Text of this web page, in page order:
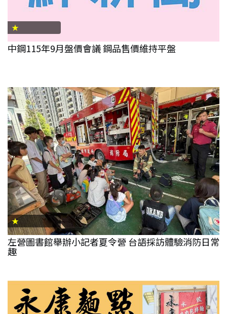
購
物
★
中鋼115年9月盤價會議 鋼品售價維持平盤
★
左營圖書館舉辦小記者夏令營 台語採訪體驗消防日常
趣